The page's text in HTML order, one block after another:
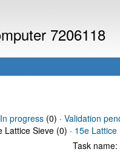
7206118
In progress(0) · Validation
Lattice Sieve (0) · 15e
Task name: